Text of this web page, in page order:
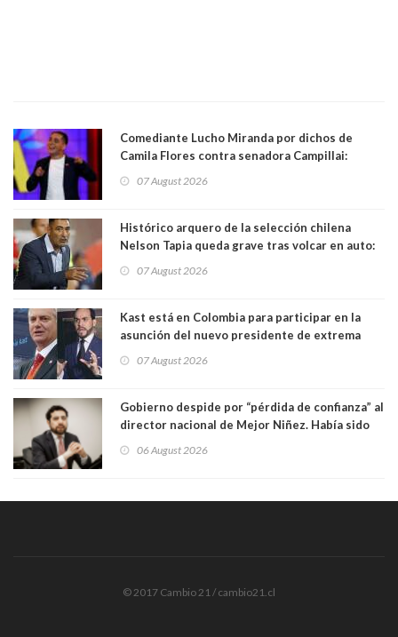
Comediante Lucho Miranda por dichos de
Camila Flores contra senadora Campillai:
forma de quitar dignidad"
07 August 2026
Histórico arquero de la selección chilena
Nelson Tapia queda grave tras volcar en auto:
07 August 2026
Kast está en Colombia para participar en la
asunción del nuevo presidente de extrema
07 August 2026
Gobierno despide por “pérdida de confianza” al
director nacional de Mejor Niñez. Había sido
06 August 2026
© 2017 Cambio 21 / cambio21.cl